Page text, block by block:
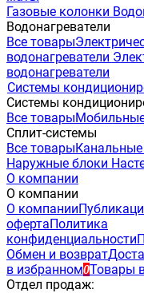
Газовые колонки
Водонагреватели
Все товары
водонагреватели
водонагреватели
Системы
Системы
Все товары
Сплит-системы
Все товарыКанальные
Наружные блоки
О компании
О компании
О компании
офертаПолитика
конфиденциальности
Обмен и возврат
в избранном0Товары
Отдел продаж: